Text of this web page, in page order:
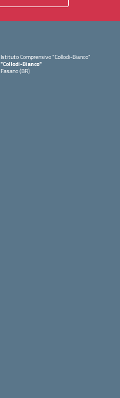
Istituto Comprensivo "Collodi-Bianco"
"Collodi-Bianco"
Fasano (BR)